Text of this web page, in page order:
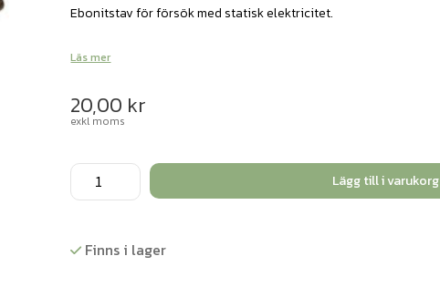
Ebonitstav för försök med statisk elektricitet.
Läs mer
20,00 kr
exkl moms
Ebonitstav
mängd
Lägg till i varukorg
Finns i lager